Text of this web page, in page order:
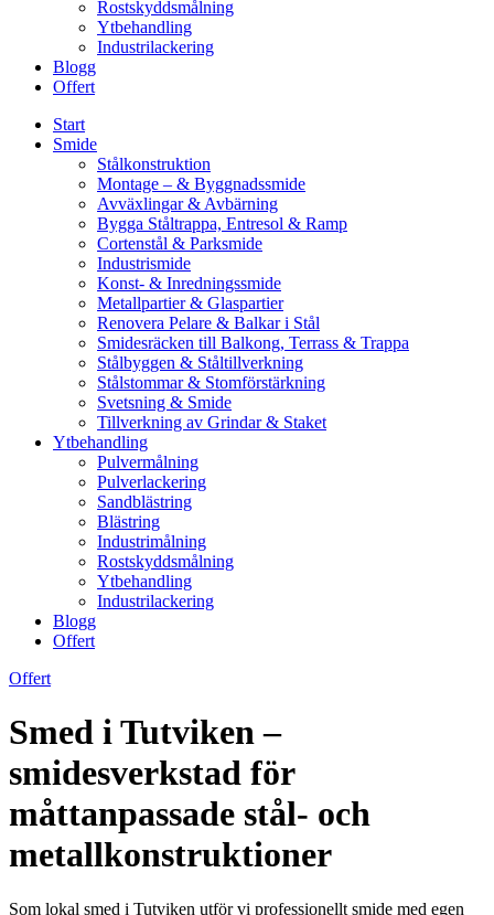
Rostskyddsmålning
Ytbehandling
Industrilackering
Blogg
Offert
Start
Smide
Stålkonstruktion
Montage – & Byggnadssmide
Avväxlingar & Avbärning
Bygga Ståltrappa, Entresol & Ramp
Cortenstål & Parksmide
Industrismide
Konst- & Inredningssmide
Metallpartier & Glaspartier
Renovera Pelare & Balkar i Stål
Smidesräcken till Balkong, Terrass & Trappa
Stålbyggen & Ståltillverkning
Stålstommar & Stomförstärkning
Svetsning & Smide
Tillverkning av Grindar & Staket
Ytbehandling
Pulvermålning
Pulverlackering
Sandblästring
Blästring
Industrimålning
Rostskyddsmålning
Ytbehandling
Industrilackering
Blogg
Offert
Offert
Smed i Tutviken –
smidesverkstad för
måttanpassade stål- och
metallkonstruktioner
Som lokal smed i Tutviken utför vi professionellt smide med egen